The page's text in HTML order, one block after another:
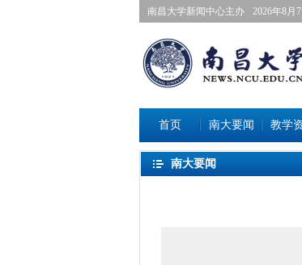
南昌大学新闻中心主办 2026年8月
首页 南大要闻 教学
南大要闻